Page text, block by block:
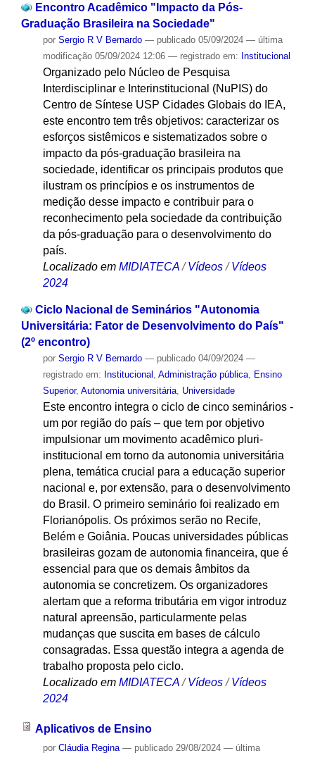
Encontro Acadêmico "Impacto da Pós-
Graduação Brasileira na Sociedade"
por Sergio R V Bernardo — publicado05/09/2024 — última
modificação05/09/2024 12:06 — registrado em: Institucional
Organizado pelo Núcleo de Pesquisa
Interdisciplinar e Interinstitucional (NuPIS) do
Centro de Síntese USP Cidades Globais do IEA,
este encontro tem três objetivos: caracterizar os
esforços sistêmicos e sistematizados sobre o
impacto da pós-graduação brasileira na
sociedade, identificar os principais produtos que
ilustram os princípios e os instrumentos de
medição desse impacto e contribuir para o
reconhecimento pela sociedade da contribuição
da pós-graduação para o desenvolvimento do
país.
Localizado em MIDIATECA /Vídeos /Vídeos
2024
Ciclo Nacional de Seminários "Autonomia
Universitária: Fator de Desenvolvimento do País"
(2º encontro)
por Sergio R V Bernardo — publicado04/09/2024 —
registrado em: Institucional , Administração pública, Ensino
Superior, Autonomia universitária, Universidade
Este encontro integra o ciclo de cinco seminários -
um por região do país – que tem por objetivo
impulsionar um movimento acadêmico pluri-
institucional em torno da autonomia universitária
plena, temática crucial para a educação superior
nacional e, por extensão, para o desenvolvimento
do Brasil. O primeiro seminário foi realizado em
Florianópolis. Os próximos serão no Recife,
Belém e Goiânia. Poucas universidades públicas
brasileiras gozam de autonomia financeira, que é
essencial para que os demais âmbitos da
autonomia se concretizem. Os organizadores
alertam que a reforma tributária em vigor introduz
natural apreensão, particularmente pelas
mudanças que suscita em bases de cálculo
consagradas. Essa questão integra a agenda de
trabalho proposta pelo ciclo.
Localizado em MIDIATECA / Vídeos / Vídeos
2024
Aplicativos de Ensino
por Cláudia Regina — publicado29/08/2024 — última